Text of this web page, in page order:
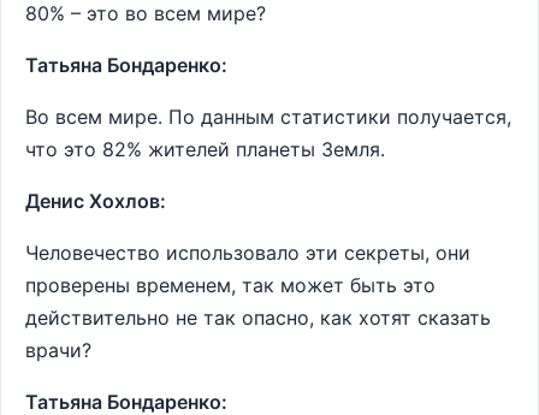
80% – это во всем мире?
Татьяна Бондаренко:
Во всем мире. По данным статистики получается,
что это 82% жителей планеты Земля.
Денис Хохлов:
Человечество использовало эти секреты, они
проверены временем, так может быть это
действительно не так опасно, как хотят сказать
врачи?
Татьяна Бондаренко: